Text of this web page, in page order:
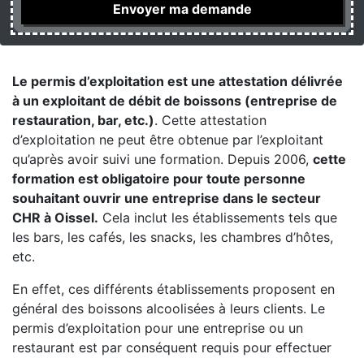
Le permis d’exploitation est une attestation délivrée
à un exploitant de débit de boissons (entreprise de
restauration, bar, etc.). Cette attestation
d’exploitation ne peut être obtenue par l’exploitant
qu’après avoir suivi une formation. Depuis 2006, cette
formation est obligatoire pour toute personne
souhaitant ouvrir une entreprise dans le secteur
CHR à Oissel. Cela inclut les établissements tels que
les bars, les cafés, les snacks, les chambres d’hôtes,
etc.
En effet, ces différents établissements proposent en
général des boissons alcoolisées à leurs clients. Le
permis d’exploitation pour une entreprise ou un
restaurant est par conséquent requis pour effectuer